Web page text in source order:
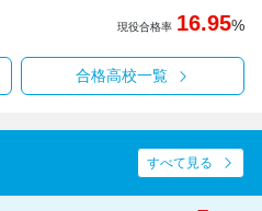
現役合格率 16.95%
合格高校一覧
すべて見る